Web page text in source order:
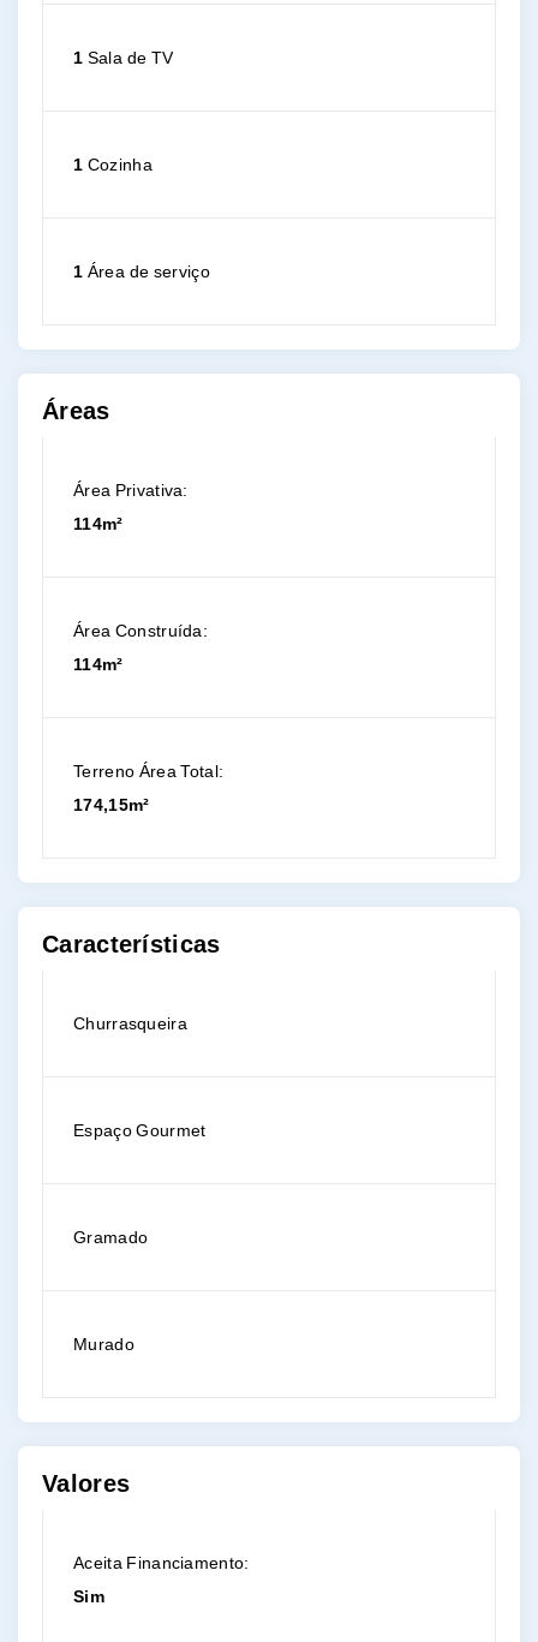
1 Sala de TV
1 Cozinha
1 Área de serviço
Áreas
Área Privativa:
114m²
Área Construída:
114m²
Terreno Área Total:
174,15m²
Características
Churrasqueira
Espaço Gourmet
Gramado
Murado
Valores
Aceita Financiamento:
Sim